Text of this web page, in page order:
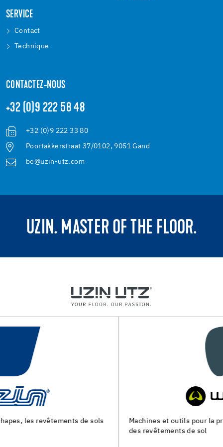
SERVICE
Contact
Technique
CONTACTEZ-NOUS
+32 (0)9 222 58 48
+32 (0)9 222 33 80
Poortakkerstraat 37/0102, 9051 Gand
be@uzin-utz.com
UZIN. MASTER OF THE FLOOR.
Machines et outils pour la preparation du support et la pose